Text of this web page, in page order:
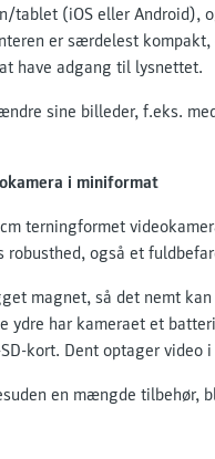
tablet (iOS eller Android),
er særdelest
have adgang til lysnettet.
sine billeder, f.eks.
i miniformat
terningformet
også et
magnet, så det nemt
ydre har kameraet et
kort. Dent optager video
en mængde tilbehør,